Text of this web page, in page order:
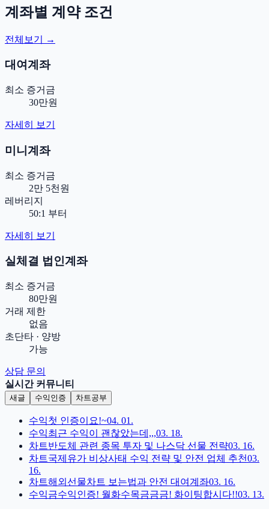
계좌별 계약 조건
전체보기 →
대여계좌
최소 증거금
30만원
자세히 보기
미니계좌
최소 증거금
2만 5천원
레버리지
50:1 부터
자세히 보기
실체결 법인계좌
최소 증거금
80만원
거래 제한
없음
초단타 · 양방
가능
상담 문의
실시간 커뮤니티
새글 수익인증 차트공부
수익첫 인증이요!~04. 01.
수익최근 수익이 괜찮았는데,,,03. 18.
차트반도체 관련 종목 투자 및 나스닥 선물 전략03. 16.
차트국제유가 비상사태 수익 전략 및 안전 업체 추천03.
16.
차트해외선물차트 보는법과 안전 대여계좌03. 16.
수익금수익인증! 월화수목금금금! 화이팅합시다!!03. 13.